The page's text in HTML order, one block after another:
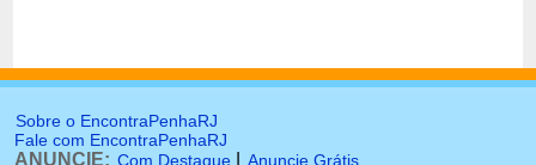
Sobre o EncontraPenhaRJ
Fale com EncontraPenhaRJ
ANUNCIE: Com Destaque Anuncie Grátis